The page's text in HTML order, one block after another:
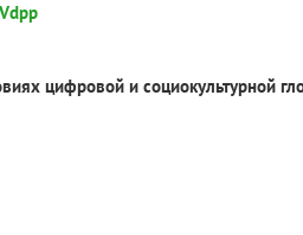
цифровой и социокультурной